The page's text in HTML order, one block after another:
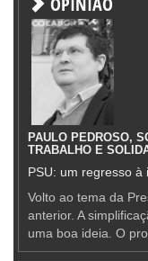
PAULO PEDROSO,
TRABALHO E
PSU: um regresso
Volto ao tema da
anterior. A
uma boa ideia. O